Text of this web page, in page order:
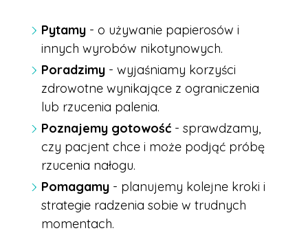
Pytamy - o używanie papierosów i
innych wyrobów nikotynowych.
Poradzimy - wyjaśniamy korzyści
zdrowotne wynikające z ograniczenia
lub rzucenia palenia.
Poznajemy gotowość - sprawdzamy,
czy pacjent chce i może podjąć próbę
rzucenia nałogu.
Pomagamy - planujemy kolejne kroki i
strategie radzenia sobie w trudnych
momentach.